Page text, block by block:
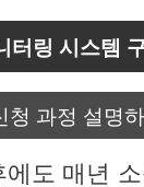
터링 시스템
청 과정 설명
도 매년